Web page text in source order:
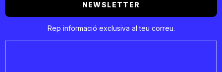
NEWSLETTER
Rep informació exclusiva al teu correu.